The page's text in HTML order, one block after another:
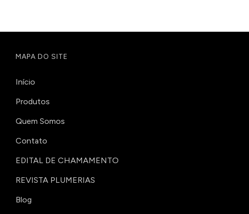
MAPA DO SITE
Início
Produtos
Quem Somos
Contato
EDITAL DE CHAMAMENTO
REVISTA PLUMERIAS
Blog